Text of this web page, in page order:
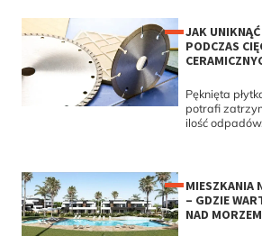
JAK
PODCZAS
Pęknięta
potrafi
ilość
MIESZKANIA
– GDZIE
NAD MORZEM